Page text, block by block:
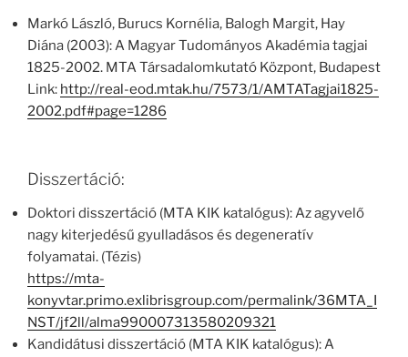
Markó László, Burucs Kornélia, Balogh Margit, Hay
Diána (2003): A Magyar Tudományos Akadémia tagjai
1825-2002. MTA Társadalomkutató Központ, Budapest
Link: http://real-eod.mtak.hu/7573/1/AMTATagjai1825-
2002.pdf#page=1286
Disszertáció:
Doktori disszertáció (MTA KIK katalógus): Az agyvelő
nagy kiterjedésű gyulladásos és degeneratív
folyamatai. (Tézis)
https://mta-
konyvtar.primo.exlibrisgroup.com/permalink/36MTA_I
NST/jf2ll/alma990007313580209321
Kandidátusi disszertáció (MTA KIK katalógus): A